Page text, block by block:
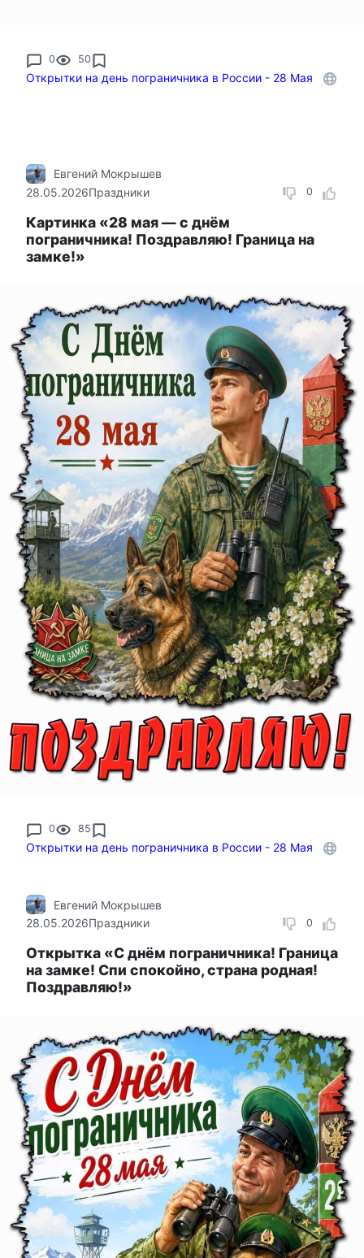
0 50
Открытки на день пограничника в России - 28 Мая
0
Евгений Мокрышев
28.05.2026Праздники
Картинка «28 мая — с днём
пограничника! Поздравляю! Граница на
замке!»
0 85
Открытки на день пограничника в России - 28 Мая
0
Евгений Мокрышев
28.05.2026Праздники
Открытка «С днём пограничника! Граница
на замке! Спи спокойно, страна родная!
Поздравляю!»